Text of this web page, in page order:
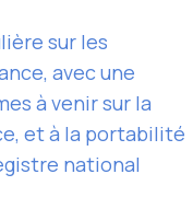
sur les
avec une
à venir sur la
et à la portabilité
national